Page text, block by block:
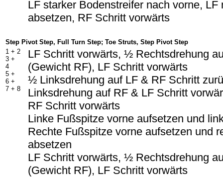
LF starker Bodenstreifer nach vorne, LF
absetzen, RF Schritt vorwärts
Step Pivot Step, Full Turn Step; Toe Struts, Step Pivot Step
1 + 2
3 +
4
5 +
6 +
7 + 8
LF Schritt vorwärts, ½ Rechtsdrehung
(Gewicht RF), LF Schritt vorwärts
½ Linksdrehung auf LF & RF Schritt
Linksdrehung auf RF & LF Schritt
RF Schritt vorwärts
Linke Fußspitze vorne aufsetzen und
Rechte Fußspitze vorne aufsetzen und
absetzen
LF Schritt vorwärts, ½ Rechtsdrehung
(Gewicht RF), LF Schritt vorwärts